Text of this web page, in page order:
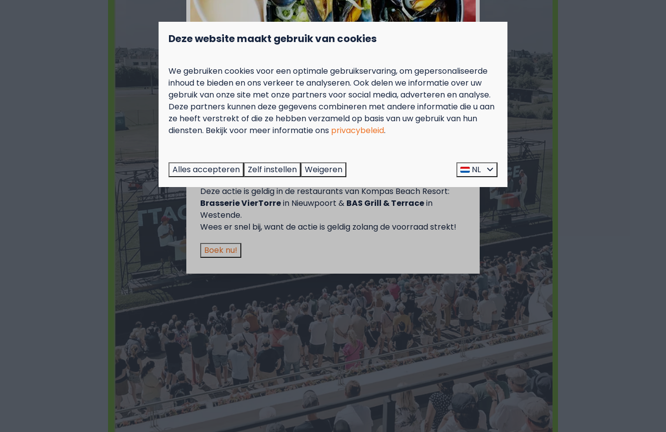
Geniet van 2 t.e.m. 28 september van 50% korting op de mosselprijs
voor 2 personen wanneer je een verblijf boekt!
Deze actie is geldig in de restaurants van Kompas Beach Resort:
Brasserie VierTorrein Nieuwpoort & BAS Grill & Terracein
Westende.
Wees er snel bij, want de actie is geldig zolang de voorraad strekt!
Boek nu!
Deze website maakt gebruik van cookies
We gebruiken cookies voor een optimale gebruikservaring, om gepersonaliseerde
inhoud te bieden en ons verkeer te analyseren. Ook delen we informatie over uw
gebruik van onze site met onze partners voor social media, adverteren en analyse.
Deze partners kunnen deze gegevens combineren met andere informatie die u aan
ze heeft verstrekt of die ze hebben verzameld op basis van uw gebruik van hun
diensten. Bekijk voor meer informatie ons privacybeleid.
Alles accepteren Zelf instellen Weigeren NL